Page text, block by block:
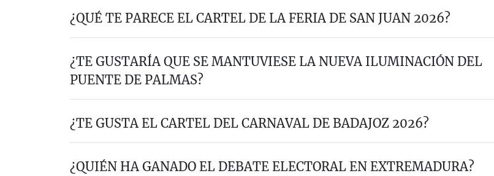
¿QUÉ TE PARECE EL CARTEL DE LA FERIA DE SAN JUAN 2026?
¿TE GUSTARÍA QUE SE MANTUVIESE LA NUEVA ILUMINACIÓN DEL
PUENTE DE PALMAS?
¿TE GUSTA EL CARTEL DEL CARNAVAL DE BADAJOZ 2026?
¿QUIÉN HA GANADO EL DEBATE ELECTORAL EN EXTREMADURA?